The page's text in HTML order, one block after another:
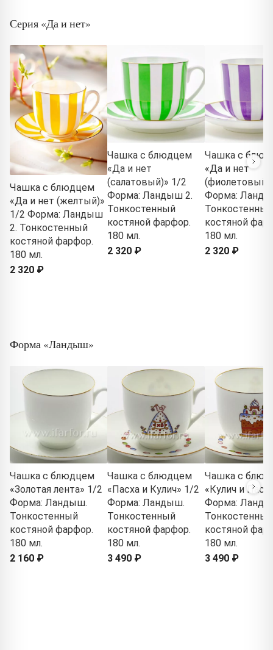
Серия «Да и нет»
Чашка с блюдцем
«Да и нет (желтый)»
1/2 Форма: Ландыш
2. Тонкостенный
костяной фарфор.
180 мл.
2 320 ₽
Чашка с блюдцем
«Да и нет
(салатовый)» 1/2
Форма: Ландыш 2.
Тонкостенный
костяной фарфор.
180 мл.
2 320 ₽
Чашка с
«Да и нет
Форма:
Тонкостенный
костяной
180 мл.
2 320 ₽
Форма «Ландыш»
Чашка с блюдцем
«Золотая лента» 1/2
Форма: Ландыш.
Тонкостенный
костяной фарфор.
180 мл.
2 160 ₽
Чашка с блюдцем
«Пасха и Кулич» 1/2
Форма: Ландыш.
Тонкостенный
костяной фарфор.
180 мл.
3 490 ₽
Чашка с
«Кулич и
Форма:
Тонкостенный
костяной
180 мл.
3 490 ₽